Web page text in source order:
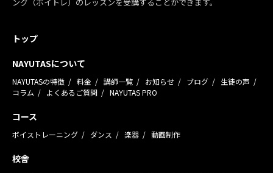
トップ
NAYUTASについて
NAYUTASの特徴 料金 講師一覧 お知らせ ブログ
生徒の声
コラム
よくあるご質問 NAYUTAS PRO
コース
ボイストレーニング ダンス 楽器 動画制作
校舎